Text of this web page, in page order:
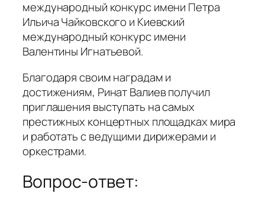
международный конкурс имени Петра
Ильича Чайковского и Киевский
международный конкурс имени
Валентины Игнатьевой.
Благодаря своим наградам и
достижениям, Ринат Валиев получил
приглашения выступать на самых
престижных концертных площадках мира
и работать с ведущими дирижерами и
оркестрами.
Вопрос-ответ: